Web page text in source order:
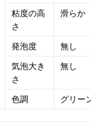
粘度の高
さ
滑らか
発泡度
無し
気泡大き
さ
無し
色調 グリー